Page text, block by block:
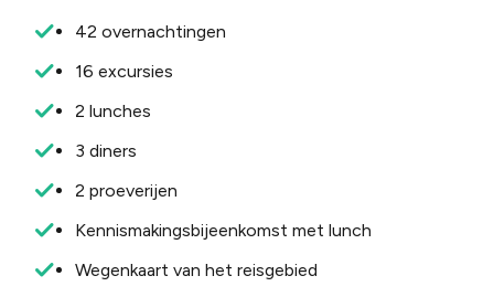
42 overnachtingen
16 excursies
2 lunches
3 diners
2 proeverijen
Kennismakingsbijeenkomst met lunch
Wegenkaart van het reisgebied